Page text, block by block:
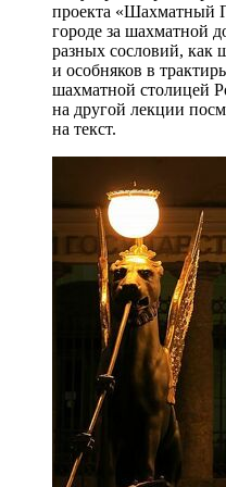
проекта «Шахматный
городе за шахматной
разных сословий, как
и особняков в
шахматной столицей
на другой лекции
на текст.